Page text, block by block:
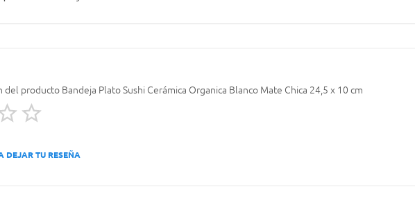
del producto Bandeja Plato Sushi Cerámica Organica Blanco Mate Chica 24,5 x 10 cm
DEJAR TU RESEÑA